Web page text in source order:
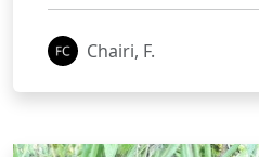
Chairi, F.